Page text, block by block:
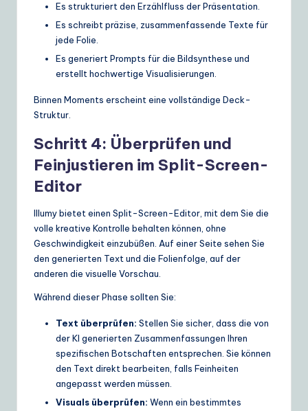
Es strukturiert den Erzählfluss der Präsentation.
Es schreibt präzise, zusammenfassende Texte für
jede Folie.
Es generiert Prompts für die Bildsynthese und
erstellt hochwertige Visualisierungen.
Binnen Moments erscheint eine vollständige Deck-
Struktur.
Schritt 4: Überprüfen und
Feinjustieren im Split-Screen-
Editor
Illumy bietet einen Split-Screen-Editor, mit dem Sie die
volle kreative Kontrolle behalten können, ohne
Geschwindigkeit einzubüßen. Auf einer Seite sehen Sie
den generierten Text und die Folienfolge, auf der
anderen die visuelle Vorschau.
Während dieser Phase sollten Sie:
Text überprüfen: Stellen Sie sicher, dass die von
der KI generierten Zusammenfassungen Ihren
spezifischen Botschaften entsprechen. Sie können
den Text direkt bearbeiten, falls Feinheiten
angepasst werden müssen.
Visuals überprüfen: Wenn ein bestimmtes